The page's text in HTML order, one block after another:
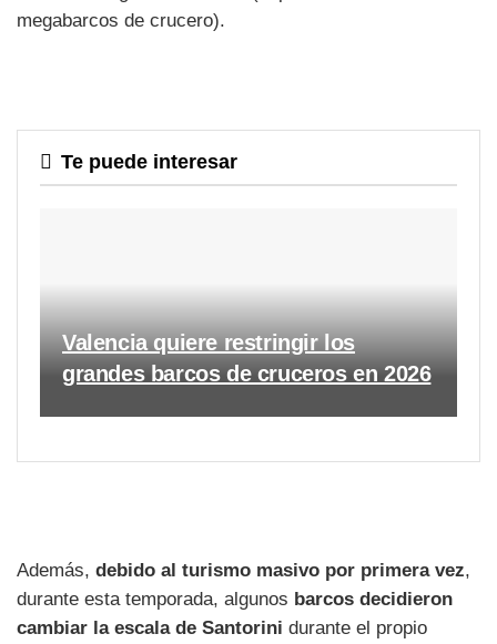
megabarcos de crucero).
Te puede interesar
Valencia quiere restringir los
grandes barcos de cruceros en 2026
Además, debido al turismo masivo por primera vez,
durante esta temporada, algunos barcos decidieron
cambiar la escala de Santorini durante el propio